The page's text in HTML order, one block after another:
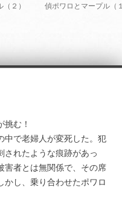
２）
偵ポワロとマープル（
む！
中で老婦人が変死した。犯
されたような痕跡があっ
害者とは無関係で、その席
かし、乗り合わせたポワロ